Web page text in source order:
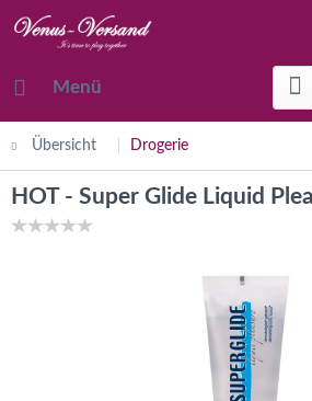
Menü
Übersicht Drogerie
HOT - Super Glide Liquid